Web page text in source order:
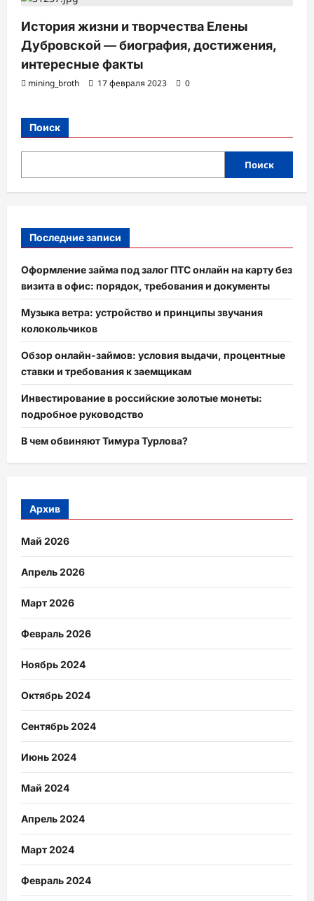
История жизни и творчества Елены
Дубровской — биография, достижения,
интересные факты
mining_broth 17 февраля 2023 0
Поиск
Поиск
Последние записи
Оформление займа под залог ПТС онлайн на карту без
визита в офис: порядок, требования и документы
Музыка ветра: устройство и принципы звучания
колокольчиков
Обзор онлайн-займов: условия выдачи, процентные
ставки и требования к заемщикам
Инвестирование в российские золотые монеты:
подробное руководство
В чем обвиняют Тимура Турлова?
Архив
Май 2026
Апрель 2026
Март 2026
Февраль 2026
Ноябрь 2024
Октябрь 2024
Сентябрь 2024
Июнь 2024
Май 2024
Апрель 2024
Март 2024
Февраль 2024